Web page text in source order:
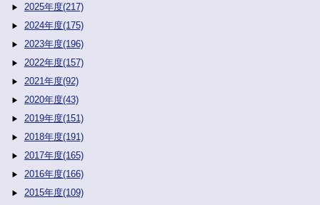
2025年度(217)
2024年度(175)
2023年度(196)
2022年度(157)
2021年度(92)
2020年度(43)
2019年度(151)
2018年度(191)
2017年度(165)
2016年度(166)
2015年度(109)